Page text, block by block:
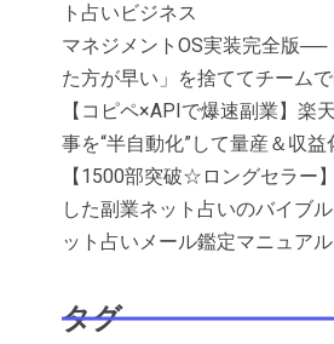
ト占いビジネス
マネジメントOS実装完全版──
た方が早い」を捨ててチーム
【コピペ×APIで爆速副業】楽
事を“半自動化”して量産＆収
【1500部突破☆ロングセラー
した副業ネット占いのバイブ
ット占いメール鑑定マニュアル
タグ